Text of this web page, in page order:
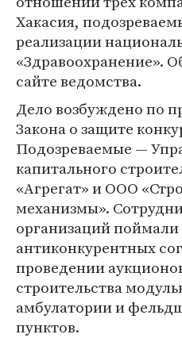
Хакасия,
реализации
«Здравоохранение».
сайте ведомства.
Дело возбуждено по
Закона о защите
Подозреваемые —
капитального
«Агрегат» и ООО
механизмы».
организаций
антиконкурентных
проведении
строительства
амбулатории и
пунктов.